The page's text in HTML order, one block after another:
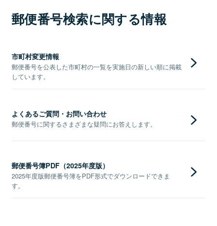
郵便番号検索に関する情報
市町村変更情報
郵便番号を公表した市町村の一覧を実施日の新しい順に掲載
しています。
よくあるご質問・お問い合わせ
郵便番号に関するさまざまな疑問にお答えします。
郵便番号簿PDF（2025年度版）
2025年度版郵便番号簿をPDF形式でダウンロードできま
す。